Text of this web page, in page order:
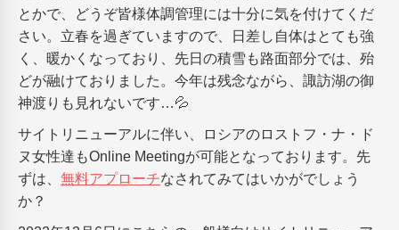
とかで、どうぞ皆様体調管理には十分に気を付けてくだ
さい。立春を過ぎていますので、日差し自体はとても強
く、暖かくなっており、先日の積雪も路面部分では、殆
どが融けておりました。今年は残念ながら、諏訪湖の御
神渡りも見れないです…💦
サイトリニューアルに伴い、ロシアのロストフ・ナ・ド
ヌ女性達もOnline Meetingが可能となっております。先
ずは、 無料アプローチなされてみてはいかがでしょう
か？